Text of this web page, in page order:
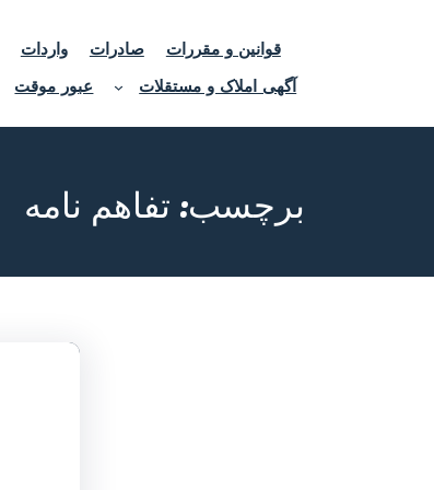
قوانین و مقررات صادرات واردات
آگهی املاک و مستقلات عبور موقت
برچسب:تفاهم نامه